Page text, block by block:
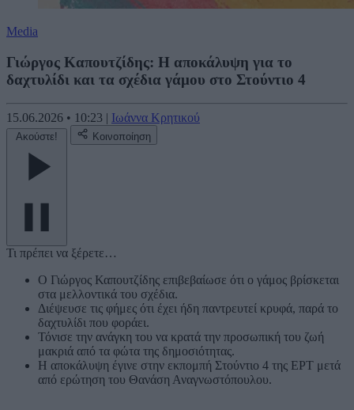
Media
Γιώργος Καπουτζίδης: Η αποκάλυψη για το
δαχτυλίδι και τα σχέδια γάμου στο Στούντιο 4
15.06.2026 • 10:23 | Ιωάννα Κρητικού
Ακούστε! Κοινοποίηση
Τι πρέπει να ξέρετε…
Ο Γιώργος Καπουτζίδης επιβεβαίωσε ότι ο γάμος βρίσκεται
στα μελλοντικά του σχέδια.
Διέψευσε τις φήμες ότι έχει ήδη παντρευτεί κρυφά, παρά το
δαχτυλίδι που φοράει.
Τόνισε την ανάγκη του να κρατά την προσωπική του ζωή
μακριά από τα φώτα της δημοσιότητας.
Η αποκάλυψη έγινε στην εκπομπή Στούντιο 4 της ΕΡΤ μετά
από ερώτηση του Θανάση Αναγνωστόπουλου.